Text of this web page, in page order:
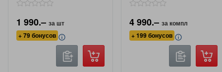
1 990.– за шт
+ 79 бонусов
4 990.– за компл
+ 199 бонусов